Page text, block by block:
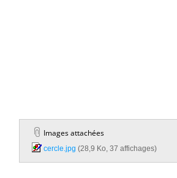
Images attachées
cercle.jpg‎ (28,9 Ko, 37 affichages)